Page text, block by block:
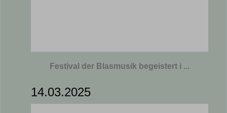
Festival der Blasmusik begeistert i ...
14.03.2025